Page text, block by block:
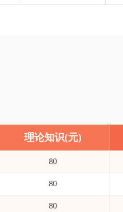
理论知识(元)
80
80
80